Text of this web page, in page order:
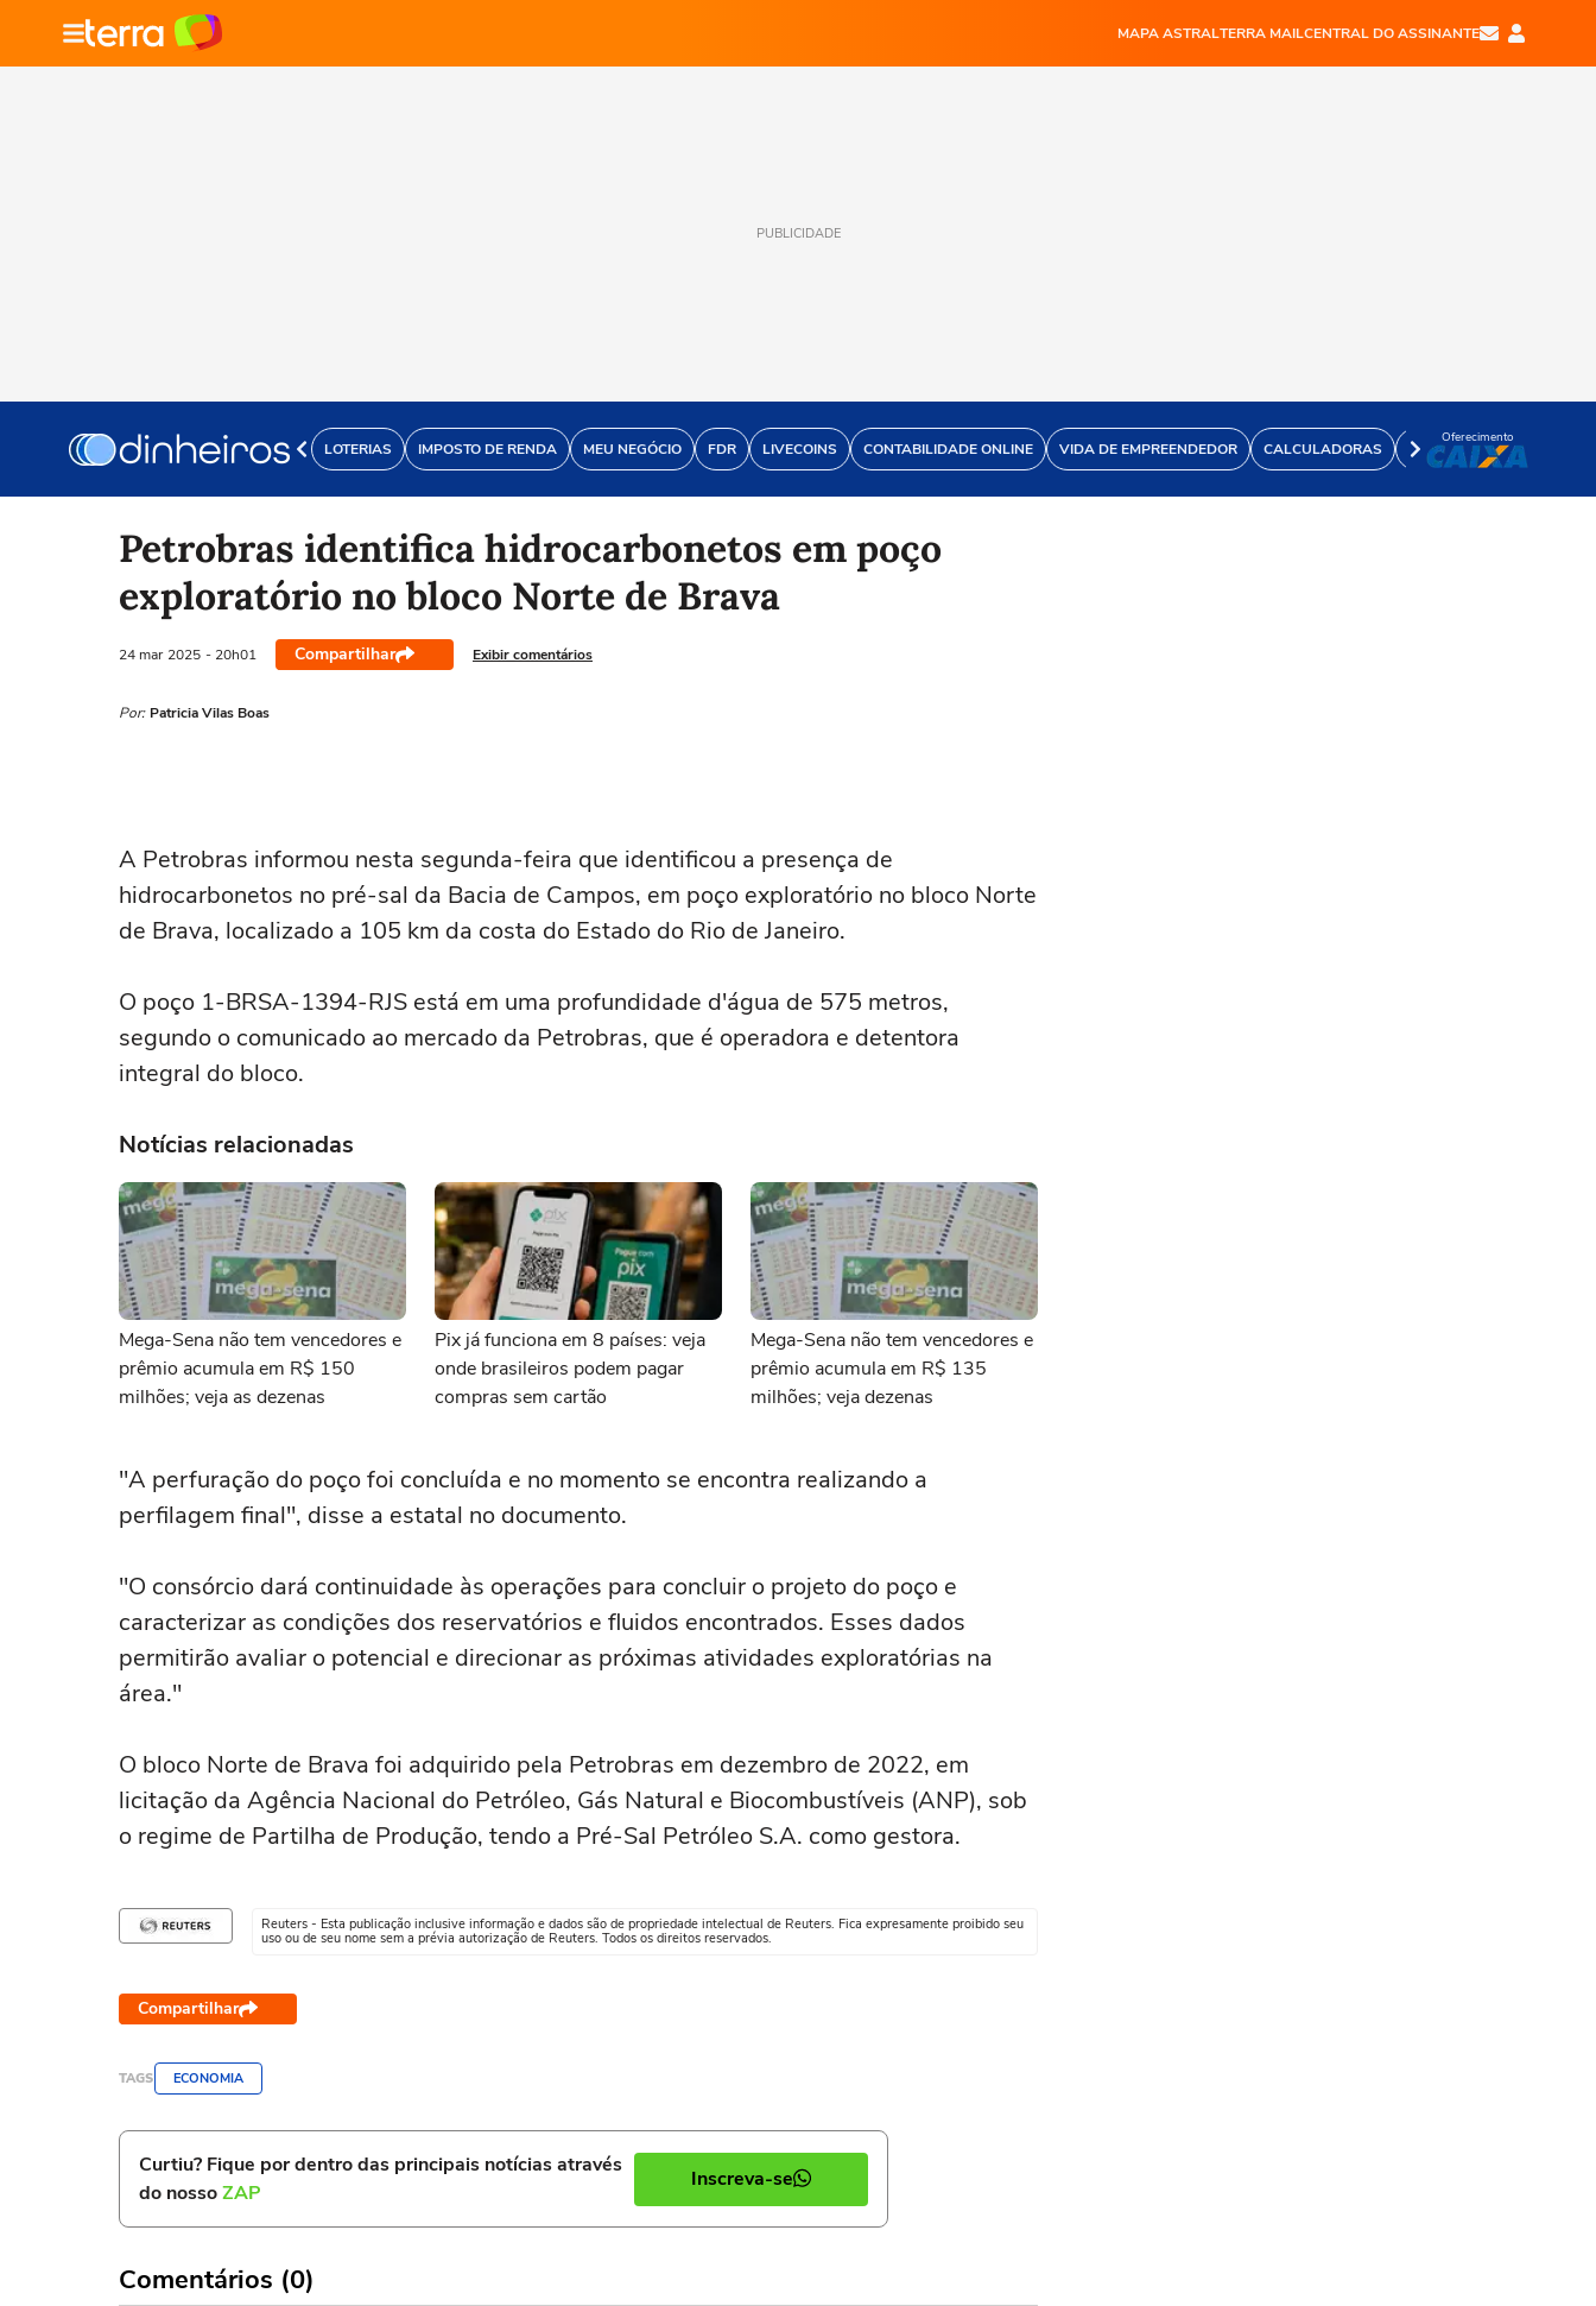
MAPA ASTRALTERRA MAILCENTRAL DO ASSINANTE
PUBLICIDADE
LOTERIAS IMPOSTO DE RENDA MEU NEGÓCIO FDR LIVECOINS CONTABILIDADE ONLINE VIDA DE EMPREENDEDOR CALCULADORAS VÍDEOS
Oferecimento
Petrobras identifica hidrocarbonetos em poço
exploratório no bloco Norte de Brava
24 mar 2025 - 20h01 Compartilhar Exibir comentários
Por: Patricia Vilas Boas
A Petrobras informou nesta segunda-feira que identificou a presença de
hidrocarbonetos no pré-sal da Bacia de Campos, em poço exploratório no bloco Norte
de Brava, localizado a 105 km da costa do Estado do Rio de Janeiro.
O poço 1-BRSA-1394-RJS está em uma profundidade d'água de 575 metros,
segundo o comunicado ao mercado da Petrobras, que é operadora e detentora
integral do bloco.
Notícias relacionadas
Mega-Sena não tem vencedores e
prêmio acumula em R$ 150
milhões; veja as dezenas
Pix já funciona em 8 países: veja
onde brasileiros podem pagar
compras sem cartão
Mega-Sena não tem vencedores e
prêmio acumula em R$ 135
milhões; veja dezenas
"A perfuração do poço foi concluída e no momento se encontra realizando a
perfilagem final", disse a estatal no documento.
"O consórcio dará continuidade às operações para concluir o projeto do poço e
caracterizar as condições dos reservatórios e fluidos encontrados. Esses dados
permitirão avaliar o potencial e direcionar as próximas atividades exploratórias na
área."
O bloco Norte de Brava foi adquirido pela Petrobras em dezembro de 2022, em
licitação da Agência Nacional do Petróleo, Gás Natural e Biocombustíveis (ANP), sob
o regime de Partilha de Produção, tendo a Pré-Sal Petróleo S.A. como gestora.
Reuters - Esta publicação inclusive informação e dados são de propriedade intelectual de Reuters. Fica expresamente proibido seu
uso ou de seu nome sem a prévia autorização de Reuters. Todos os direitos reservados.
Compartilhar
TAGS ECONOMIA
Curtiu? Fique por dentro das principais notícias através
do nossoZAP
Inscreva-se
Comentários (0)